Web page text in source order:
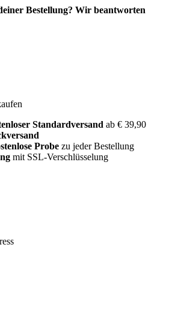
Bestellung? Wir beantworten
Standardversand ab € 39,90
Probe zu jeder Bestellung
mit SSL-Verschlüsselung